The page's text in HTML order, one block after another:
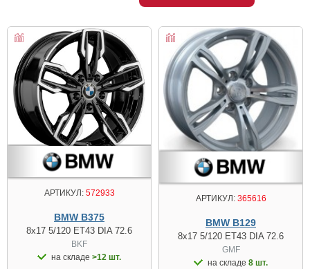
АРТИКУЛ:572933
BMW B375
8x17 5/120 ET43 DIA 72.6
BKF
на складе >12 шт.
АРТИКУЛ:365616
BMW B129
8x17 5/120 ET43 DIA 72.6
GMF
на складе 8 шт.